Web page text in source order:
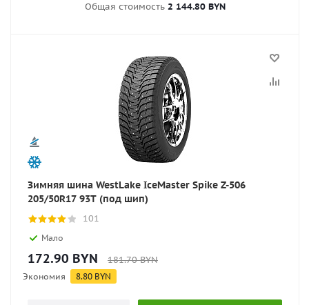
Общая стоимость 2 144.80 BYN
Зимняя шина WestLake IceMaster Spike Z-506
205/50R17 93T (под шип)
101
Мало
172.90 BYN 181.70BYN
Экономия 8.80 BYN